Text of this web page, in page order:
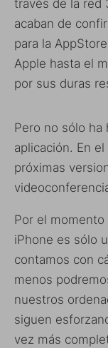
través de la red
acaban de
para la
Apple hasta el
por sus duras
Pero no sólo ha
aplicación. En
próximas
Por el
iPhone es sólo
contamos con
menos
nuestros
siguen
vez más